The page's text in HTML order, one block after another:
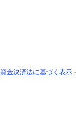
資金決済法に基づく表示 -